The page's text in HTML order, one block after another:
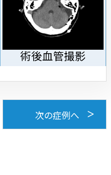
術後血管撮影
次の症例へ